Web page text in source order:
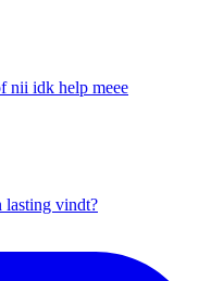
nii idk help meee
lasting vindt?